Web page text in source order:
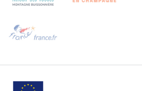
Stuur ons een e-mail